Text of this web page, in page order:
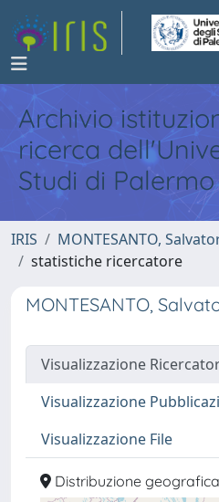
Archivio
ricerca
Studi di Palermo
IRIS
MONTESANTO,
statistiche ricercatore
MONTESANTO,
Visualizzazione
Visualizzazione
Visualizzazione File
Distribuzione geografica